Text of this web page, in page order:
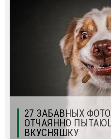
27 ЗАБАВНЫХ
ОТЧАЯННО
ВКУСНЯШКУ